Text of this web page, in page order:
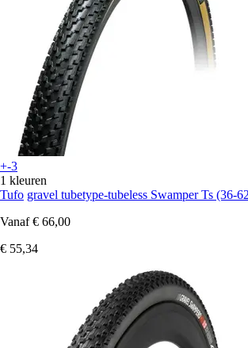
+-3
1 kleuren
Tufo gravel tubetype-tubeless Swamper Ts (36-
Vanaf € 66,00
€ 55,34